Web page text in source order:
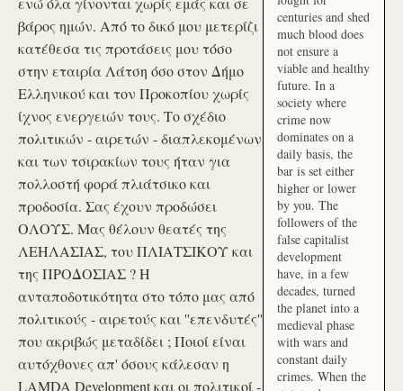
βάρος ημών. Από το δικό μου μετερίζι
κατέθεσα τις προτάσεις μου τόσο
στην εταιρία Λάτση όσο στον Δήμο
Ελληνικού και τον Προκοπίου χωρίς
ίχνος ενεργειών τους. Το σχέδιο
πολιτικών - αιρετών - διαπλεκομένων
και των τσιρακίων τους ήταν για
πολλοστή φορά πλιάτσικο και
προδοσία. Σας έχουν προδώσει
ΟΛΟΥΣ. Μας θέλουν θεατές της
ΛΕΗΛΑΣΙΑΣ, του ΠΛΙΑΤΣΙΚΟΥ και
της ΠΡΟΔΟΣΙΑΣ ? Η
ανταποδοτικότητα στο τόπο μας από
πολιτικούς - αιρετούς και ''επενδυτές''
που ακριβώς μεταδίδει ; Ποιοί είναι
αυτόχθονες απ' όσους κάλεσαν η
LAMDA Development και οι πολιτικοί -
centuries and shed
much blood does
not ensure a
viable and healthy
future. In a
society where
crime now
dominates on a
daily basis, the
bar is set either
higher or lower
by you. The
followers of the
false capitalist
development
have, in a few
decades, turned
the planet into a
medieval phase
with wars and
constant daily
crimes. When the